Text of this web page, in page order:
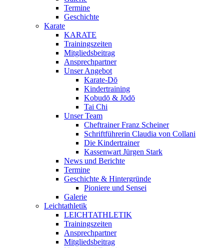
Termine
Geschichte
Karate
KARATE
Trainingszeiten
Mitgliedsbeitrag
Ansprechpartner
Unser Angebot
Karate-Dō
Kindertraining
Kobudō & Jōdō
Tai Chi
Unser Team
Cheftrainer Franz Scheiner
Schriftführerin Claudia von Collani
Die Kindertrainer
Kassenwart Jürgen Stark
News und Berichte
Termine
Geschichte & Hintergründe
Pioniere und Sensei
Galerie
Leichtathletik
LEICHTATHLETIK
Trainingszeiten
Ansprechpartner
Mitgliedsbeitrag